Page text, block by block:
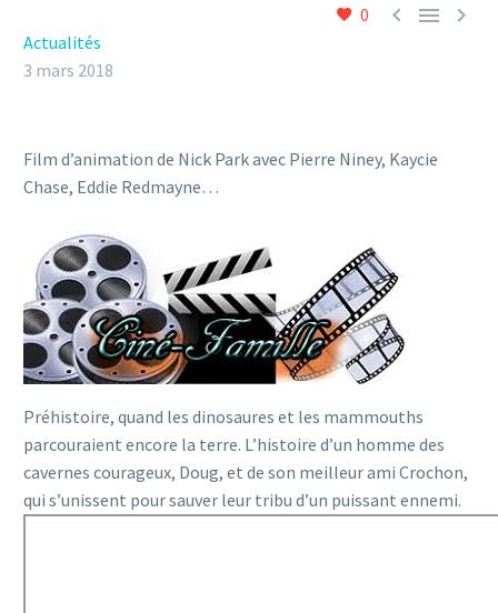
0   
Actualités
3 mars 2018
Film d’animation de Nick Park avec Pierre Niney, Kaycie
Chase, Eddie Redmayne…
Préhistoire, quand les dinosaures et les mammouths
parcouraient encore la terre. L’histoire d’un homme des
cavernes courageux, Doug, et de son meilleur ami Crochon,
qui s’unissent pour sauver leur tribu d’un puissant ennemi.